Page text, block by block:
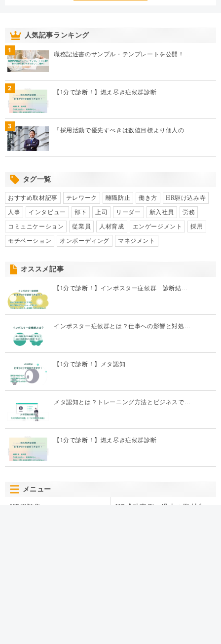
人気記事ランキング
1 職務記述書のサンプル・テンプレートを公開！…
2 【1分で診断！】燃え尽き症候群診断
3 「採用活動で優先すべきは数値目標より個人の…
タグ一覧
おすすめ取材記事 テレワーク 離職防止 働き方 HR駆け込み寺
人事 インタビュー 部下 上司 リーダー 新入社員 労務
コミュニケーション 従業員 人材育成 エンゲージメント 採用
モチベーション オンボーディング マネジメント
オススメ記事
【1分で診断！】インポスター症候群 診断結…
インポスター症候群とは？仕事への影響と対処…
【1分で診断！】メタ認知
メタ認知とは？トレーニング方法とビジネスで…
【1分で診断！】燃え尽き症候群診断
メニュー
HR用語集
HR成功事例＜過去の取材先